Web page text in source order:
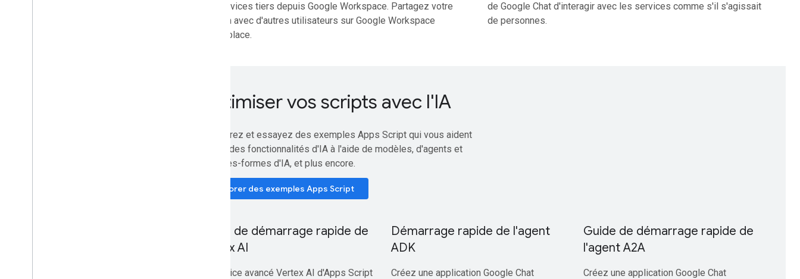
des services tiers depuis Google Workspace. Partagez votre
solution avec d'autres utilisateurs sur Google Workspace
Marketplace.
de Google Chat d'interagir avec les services comme s'il s'agissait
de personnes.
Optimiser vos scripts avec l'IA
Découvrez et essayez des exemples Apps Script qui vous aident
à créer des fonctionnalités d'IA à l'aide de modèles, d'agents et
de plates-formes d'IA, et plus encore.
Explorer des exemples Apps Script
Guide de démarrage rapide de
Vertex AI
Le service avancé Vertex AI d'Apps Script
Démarrage rapide de l'agent
ADK
Créez une application Google Chat
Guide de démarrage rapide de
l'agent A2A
Créez une application Google Chat